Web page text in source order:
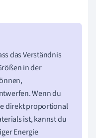
das Verständnis
in der
Wenn du
direkt proportional
ist, kannst du
Energie